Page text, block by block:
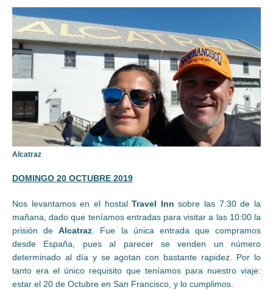
Alcatraz
DOMINGO 20 OCTUBRE 2019
Nos levantamos en el hostalTravel Inn sobre las 7:30 de la
mañana, dado que teníamos entradas para visitar a las 10:00 la
prisión deAlcatraz. Fue la única entrada que compramos
desde España, pues al parecer se venden un número
determinado al día y se agotan con bastante rapidez. Por lo
tanto era el único requisito que teníamos para nuestro viaje:
estar el 20 de Octubre en San Francisco, y lo cumplimos.